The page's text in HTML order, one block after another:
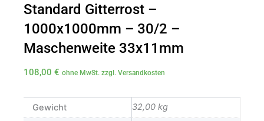
Standard Gitterrost –
1000x1000mm – 30/2 –
Maschenweite 33x11mm
108,00 € ohne MwSt. zzgl. Versandkosten
Gewicht
32,00 kg